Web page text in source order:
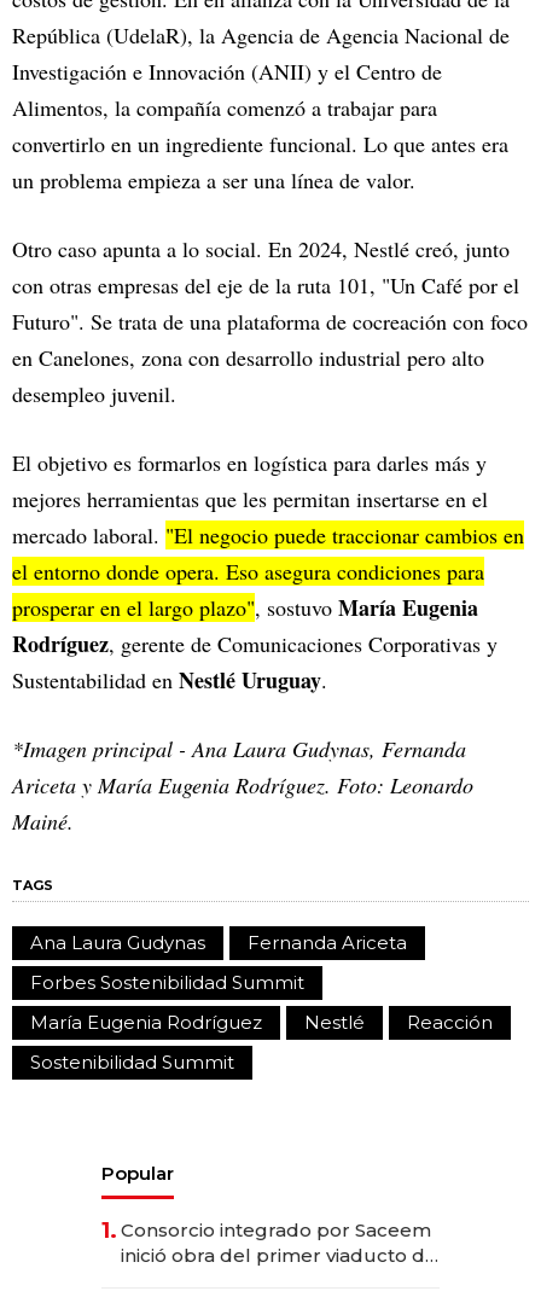
República (UdelaR), la Agencia de Agencia Nacional de
Investigación e Innovación (ANII) y el Centro de
Alimentos, la compañía comenzó a trabajar para
convertirlo en un ingrediente funcional. Lo que antes era
un problema empieza a ser una línea de valor.
Otro caso apunta a lo social. En 2024, Nestlé creó, junto
con otras empresas del eje de la ruta 101, "Un Café por el
Futuro". Se trata de una plataforma de cocreación con foco
en Canelones, zona con desarrollo industrial pero alto
desempleo juvenil.
El objetivo es formarlos en logística para darles más y
mejores herramientas que les permitan insertarse en el
mercado laboral. "El negocio puede traccionar cambios en
el entorno donde opera. Eso asegura condiciones para
prosperar en el largo plazo", sostuvo María Eugenia
Rodríguez, gerente de Comunicaciones Corporativas y
Sustentabilidad en Nestlé Uruguay.
*Imagen principal - Ana Laura Gudynas, Fernanda
Ariceta y María Eugenia Rodríguez. Foto: Leonardo
Mainé.
TAGS
Ana Laura Gudynas
Fernanda Ariceta
Forbes Sostenibilidad Summit
María Eugenia Rodríguez
Nestlé
Reacción
Sostenibilidad Summit
Popular
1. Consorcio integrado por Saceem
inició obra del primer viaducto de